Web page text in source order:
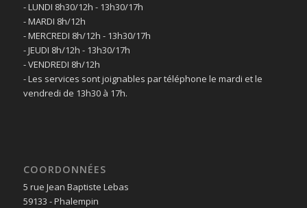
- LUNDI 8h30/12h - 13h30/17h
- MARDI 8h/12h
- MERCREDI 8h/12h - 13h30/17h
- JEUDI 8h/12h - 13h30/17h
- VENDREDI 8h/12h
- Les services sont joignables par téléphone le mardi et le
vendredi de 13h30 à 17h.
COORDONNÉES
5 rue Jean Baptiste Lebas
59133 - Phalempin